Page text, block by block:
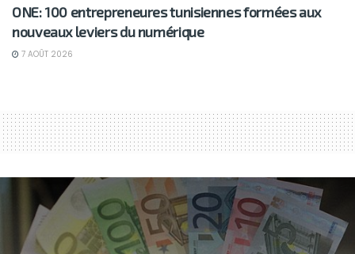
ONE: 100 entrepreneures tunisiennes formées aux
nouveaux leviers du numérique
7 AOÛT 2026